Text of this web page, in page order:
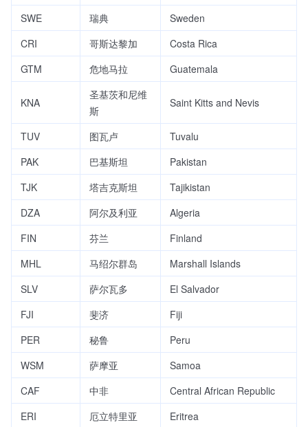
SWE 瑞典
Sweden
CRI
哥斯达黎加
Costa Rica
GTM
危地马拉 Guatemala
KNA
圣基茨和尼维
斯
Saint Kitts and Nevis
TUV 图瓦卢
Tuvalu
PAK
巴基斯坦
Pakistan
TJK
塔吉克斯坦
Tajikistan
DZA
阿尔及利亚
Algeria
FIN
芬兰
Finland
MHL
马绍尔群岛
Marshall Islands
SLV
萨尔瓦多
El Salvador
FJI
斐济
Fiji
PER
秘鲁
Peru
WSM
萨摩亚
Samoa
CAF
中非
Central African Republic
ERI
厄立特里亚
Eritrea